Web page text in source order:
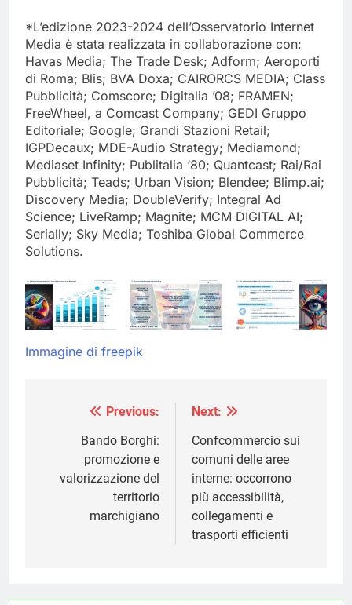
*L’edizione 2023-2024 dell’Osservatorio Internet
Media è stata realizzata in collaborazione con:
Havas Media; The Trade Desk; Adform; Aeroporti
di Roma; Blis; BVA Doxa; CAIRORCS MEDIA; Class
Pubblicità; Comscore; Digitalia ’08; FRAMEN;
FreeWheel, a Comcast Company; GEDI Gruppo
Editoriale; Google; Grandi Stazioni Retail;
IGPDecaux; MDE-Audio Strategy; Mediamond;
Mediaset Infinity; Publitalia ‘80; Quantcast; Rai/Rai
Pubblicità; Teads; Urban Vision; Blendee; Blimp.ai;
Discovery Media; DoubleVerify; Integral Ad
Science; LiveRamp; Magnite; MCM DIGITAL AI;
Serially; Sky Media; Toshiba Global Commerce
Solutions.
Immagine di freepik
Navigazione
articoli
Previous:
Bando Borghi:
promozione e
valorizzazione del
territorio
marchigiano
Next:
Confcommercio sui
comuni delle aree
interne: occorrono
più accessibilità,
collegamenti e
trasporti efficienti